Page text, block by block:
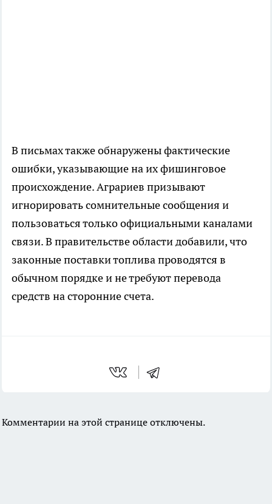
В письмах также обнаружены фактические
ошибки, указывающие на их фишинговое
происхождение. Аграриев призывают
игнорировать сомнительные сообщения и
пользоваться только официальными каналами
связи. В правительстве области добавили, что
законные поставки топлива проводятся в
обычном порядке и не требуют перевода
средств на сторонние счета.
Комментарии на этой странице отключены.